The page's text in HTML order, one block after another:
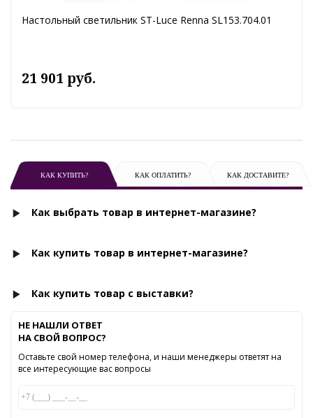
Настольный светильник ST-Luce Renna SL153.704.01
21 901 руб.
КАК КУПИТЬ? КАК ОПЛАТИТЬ? КАК ДОСТАВИТЕ?
Как выбрать товар в интернет-магазине?
Как купить товар в интернет-магазине?
Как купить товар с выставки?
НЕ НАШЛИ ОТВЕТ
НА СВОЙ ВОПРОС?
Оставьте свой номер телефона, и наши менеджеры ответят на
все интересующие вас вопросы